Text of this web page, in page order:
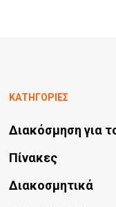
ΚΑΤΗΓΟΡΙΕΣ
Διακόσμηση για
Πίνακες
Διακοσμητικά